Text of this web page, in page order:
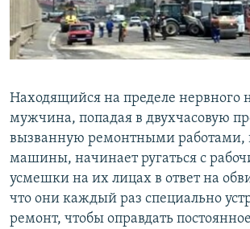
İNFOQRAFIKA
KARIKATURA
AZƏRBAYCAN ƏDƏBIYYATI KITABXANASI
İSLAM VƏ DEMOKRATIYA
MISSIYAMIZ
PEŞƏ ETIKASI VƏ JURNALISTIKA
AZADLIQRADIOSU MOBIL TELEFONUNUZDA
XƏBƏR BÜLLETENLƏRIMIZ
BIZI IZLƏ
RFE/RL-in bütün saytları
Находящийся на пределе нервного
мужчина, попадая в двухчасовую
вызванную ремонтными работами,
машины, начинает ругаться с
усмешки на их лицах в ответ на
что они каждый раз специально
ремонт, чтобы оправдать